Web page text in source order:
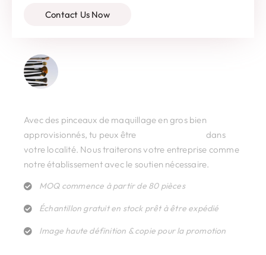
Contact Us Now
Avec des pinceaux de maquillage en gros bien
approvisionnés, tu peux être
dans
votre localité. Nous traiterons votre entreprise comme
notre établissement avec le soutien nécessaire.
MOQ commence à partir de 80 pièces
Échantillon gratuit en stock prêt à être expédié
Image haute définition & copie pour la promotion